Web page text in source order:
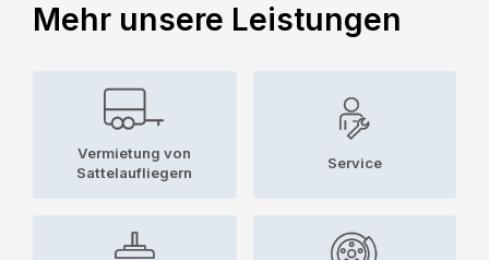
Mehr unsere Leistungen
Vermietung von
Sattelaufliegern
Service